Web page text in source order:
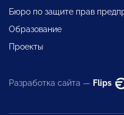
Бюро по защите прав
Образование
Проекты
Разработка сайта — Flips